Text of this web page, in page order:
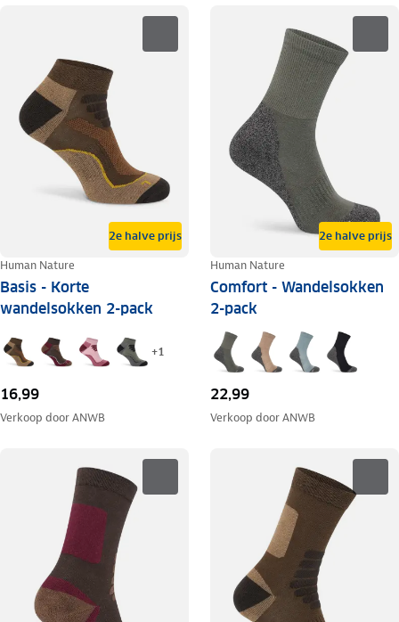
2e halve prijs
Human Nature
Basis - Korte
wandelsokken 2-pack
+1
16,99
Verkoop doorANWB
2e halve prijs
Human Nature
Comfort - Wandelsokken
2-pack
22,99
Verkoop doorANWB